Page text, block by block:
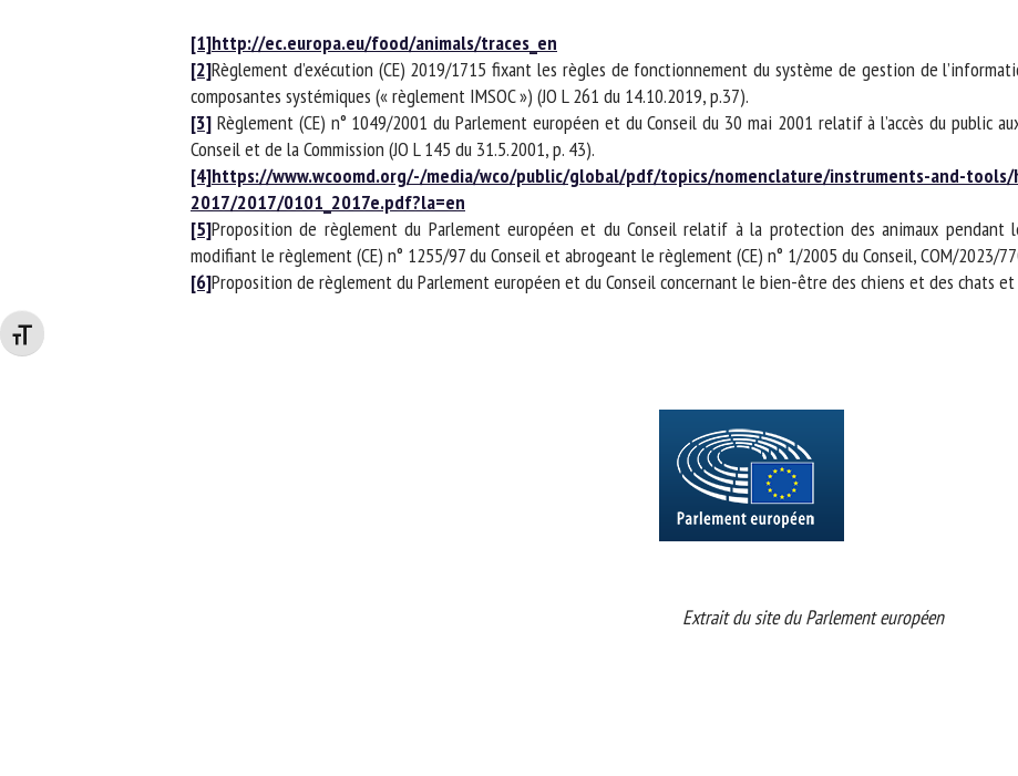
Changer la taille de la police
[1]http://ec.europa.eu/food/animals/traces_en
[2]Règlement d’exécution (CE) 2019/1715 fixant les règles de fonctionnement du système de gestion de
composantes systémiques (« règlement IMSOC ») (JO L 261 du 14.10.2019, p.37).
[3]Règlement (CE) n° 1049/2001 du Parlement européen et du Conseil du 30 mai 2001 relatif à l’accès du public
Conseil et de la Commission (JO L 145 du 31.5.2001, p. 43).
[4]https://www.wcoomd.org/-/media/wco/public/global/pdf/topics/nomenclature/instruments-and-tools/
2017/2017/0101_2017e.pdf?la=en
[5]Proposition de règlement du Parlement européen et du Conseil relatif à la protection des animaux pendant
modifiant le règlement (CE) n° 1255/97 du Conseil et abrogeant le règlement (CE) n° 1/2005 du Conseil, COM/2023/
[6]Proposition de règlement du Parlement européen et du Conseil concernant le bien-être des chiens et des chats et
Extrait du site du Parlement européen